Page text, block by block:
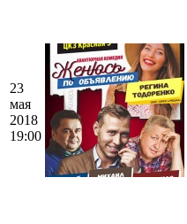
23
мая
2018
19:00